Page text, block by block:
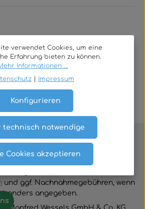
Vertrag widerrufen
und ggf. Nachnahmegebühren, wenn
anders angegeben.
verwendet Cookies, um eine
Erfahrung bieten zu können.
Informationen ...
Impressum
technisch notwendige
Konfigurieren
Cookies akzeptieren